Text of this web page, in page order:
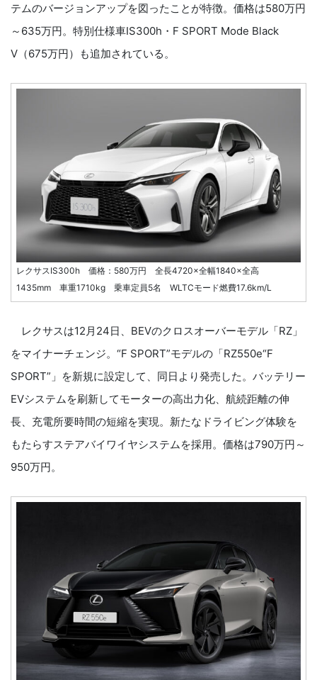
テムのバージョンアップを図ったことが特徴。価格は580万円
～635万円。特別仕様車IS300h・F SPORT Mode Black
Ⅴ（675万円）も追加されている。
レクサスIS300h 価格：580万円 全長4720×全幅1840×全高
1435mm 車重1710kg 乗車定員5名 WLTCモード燃費17.6km/L
レクサスは12月24日、BEVのクロスオーバーモデル「RZ」
をマイナーチェンジ。“F SPORT”モデルの「RZ550e“F
SPORT”」を新規に設定して、同日より発売した。バッテリー
EVシステムを刷新してモーターの高出力化、航続距離の伸
長、充電所要時間の短縮を実現。新たなドライビング体験を
もたらすステアバイワイヤシステムを採用。価格は790万円～
950万円。